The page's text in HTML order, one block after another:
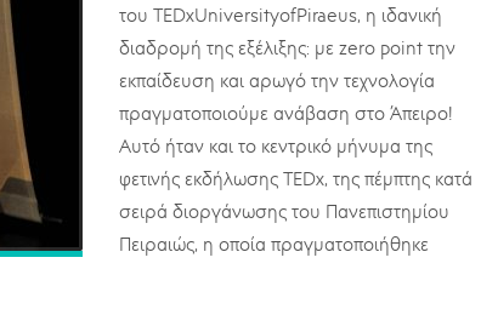
του TEDxUniversityofPiraeus, η ιδανική
διαδρομή της εξέλιξης: με zero point την
εκπαίδευση και αρωγό την τεχνολογία
πραγματοποιούμε ανάβαση στο Άπειρο!
Αυτό ήταν και το κεντρικό μήνυμα της
φετινής εκδήλωσης TEDx, της πέμπτης κατά
σειρά διοργάνωσης του Πανεπιστημίου
Πειραιώς, η οποία πραγματοποιήθηκε